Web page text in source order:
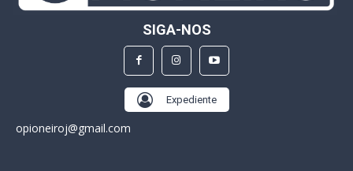
SIGA-NOS
Expediente
opioneiroj@gmail.com